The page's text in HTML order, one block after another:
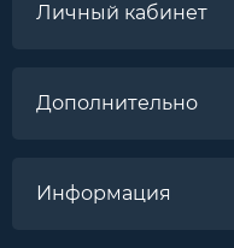
Личный кабинет
Дополнительно
Информация